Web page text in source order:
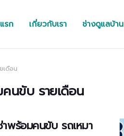
รก เกี่ยวกับเรา ช่างดูแลบ้าน
เดือน
คนขับ รายเดือน
าพร้อมคนขับ รถเหมา